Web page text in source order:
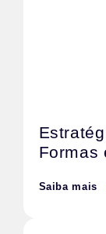
Formas
Saiba mais